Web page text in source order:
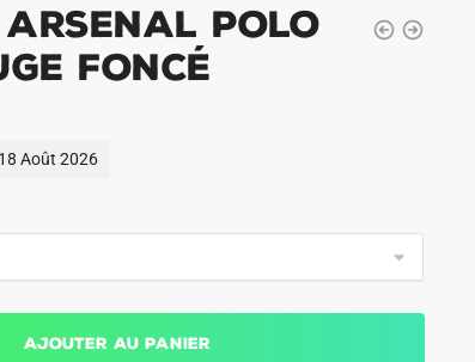
Arsenal Polo
Foncé
Août 2026
Ajouter au panier